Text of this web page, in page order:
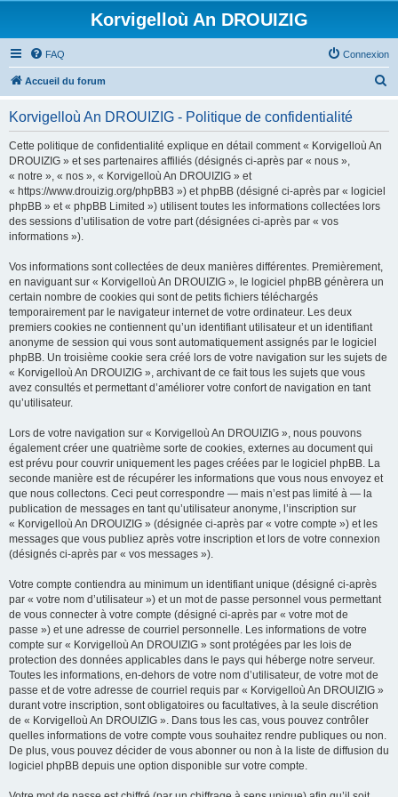
Korvigelloù An DROUIZIG
FAQ Connexion
Accueil du forum
Korvigelloù An DROUIZIG - Politique de confidentialité
Cette politique de confidentialité explique en détail comment « Korvigelloù An
DROUIZIG » et ses partenaires affiliés (désignés ci-après par « nous »,
« notre », « nos », « Korvigelloù An DROUIZIG » et
« https://www.drouizig.org/phpBB3 ») et phpBB (désigné ci-après par « logiciel
phpBB » et « phpBB Limited ») utilisent toutes les informations collectées lors
des sessions d’utilisation de votre part (désignées ci-après par « vos
informations »).
Vos informations sont collectées de deux manières différentes. Premièrement,
en naviguant sur « Korvigelloù An DROUIZIG », le logiciel phpBB génèrera un
certain nombre de cookies qui sont de petits fichiers téléchargés
temporairement par le navigateur internet de votre ordinateur. Les deux
premiers cookies ne contiennent qu’un identifiant utilisateur et un identifiant
anonyme de session qui vous sont automatiquement assignés par le logiciel
phpBB. Un troisième cookie sera créé lors de votre navigation sur les sujets de
« Korvigelloù An DROUIZIG », archivant de ce fait tous les sujets que vous
avez consultés et permettant d’améliorer votre confort de navigation en tant
qu’utilisateur.
Lors de votre navigation sur « Korvigelloù An DROUIZIG », nous pouvons
également créer une quatrième sorte de cookies, externes au document qui
est prévu pour couvrir uniquement les pages créées par le logiciel phpBB. La
seconde manière est de récupérer les informations que vous nous envoyez et
que nous collectons. Ceci peut correspondre — mais n’est pas limité à — la
publication de messages en tant qu’utilisateur anonyme, l’inscription sur
« Korvigelloù An DROUIZIG » (désignée ci-après par « votre compte ») et les
messages que vous publiez après votre inscription et lors de votre connexion
(désignés ci-après par « vos messages »).
Votre compte contiendra au minimum un identifiant unique (désigné ci-après
par « votre nom d’utilisateur ») et un mot de passe personnel vous permettant
de vous connecter à votre compte (désigné ci-après par « votre mot de
passe ») et une adresse de courriel personnelle. Les informations de votre
compte sur « Korvigelloù An DROUIZIG » sont protégées par les lois de
protection des données applicables dans le pays qui héberge notre serveur.
Toutes les informations, en-dehors de votre nom d’utilisateur, de votre mot de
passe et de votre adresse de courriel requis par « Korvigelloù An DROUIZIG »
durant votre inscription, sont obligatoires ou facultatives, à la seule discrétion
de « Korvigelloù An DROUIZIG ». Dans tous les cas, vous pouvez contrôler
quelles informations de votre compte vous souhaitez rendre publiques ou non.
De plus, vous pouvez décider de vous abonner ou non à la liste de diffusion du
logiciel phpBB depuis une option disponible sur votre compte.